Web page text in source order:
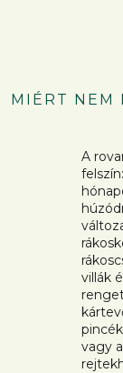
MIÉRT NEM
A
villák
vagy